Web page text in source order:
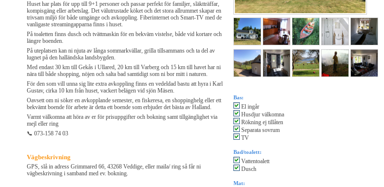
Huset har plats för upp till 9+1 personer och passar perfekt för familjer, släktträffar,
kompisgäng eller arbetslag. Det välutrustade köket och det stora allrummet skapar en
trivsam miljö för både umgänge och avkoppling. Fiberinternet och Smart-TV med de
vanligaste streamingapparna finns i huset.
På toaletten finns dusch och tvättmaskin för en bekväm vistelse, både vid kortare och
längre boenden.
På uteplatsen kan ni njuta av långa sommarkvällar, grilla tillsammans och ta del av
lugnet på den halländska landsbygden.
Med endast 30 km till Gekås i Ullared, 20 km till Varberg och 15 km till havet har ni
nära till både shopping, nöjen och salta bad samtidigt som ni bor mitt i naturen.
För den som vill unna sig lite extra avkoppling finns en vedeldad bastu att hyra i Karl
Gustav, cirka 10 km från huset, vackert belägen vid sjön Mäsen.
Oavsett om ni söker en avkopplande semester, en fiskeresa, en shoppinghelg eller ett
bekvämt boende för arbete är detta ett boende som erbjuder det bästa av Halland.
Varmt välkomna att höra av er för prisuppgifter och bokning samt tillgänglighet via
mejl eller ring
📞 073-158 74 03
Vägbeskrivning
GPS, slå in adress Grimmared 66, 43268 Veddige, eller maila/ ring så får ni
vägbeskrivning i samband med ev. bokning.
Bas:
El ingår
Husdjur välkomna
Rökning ej tillåten
Separata sovrum
TV
Bad/toalett:
Vattentoalett
Dusch
Mat: